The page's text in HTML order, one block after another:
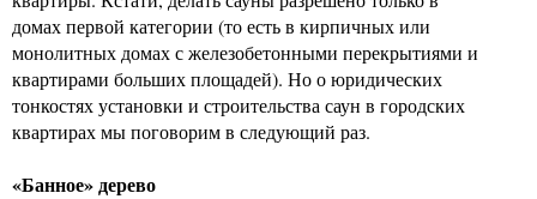
домах первой категории (то есть в кирпичных или
монолитных домах с железобетонными перекрытиями и
квартирами больших площадей). Но о юридических
тонкостях установки и строительства саун в городских
квартирах мы поговорим в следующий раз.
«Банное» дерево